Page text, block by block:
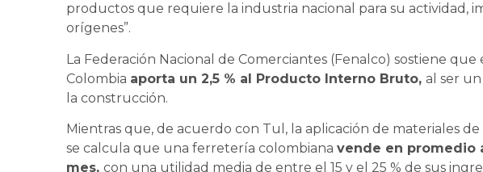
productos que requiere la industria nacional para su actividad,
orígenes”.
La Federación Nacional de Comerciantes (Fenalco) sostiene
Colombia aporta un 2,5 % al Producto Interno Bruto, al ser
la construcción.
Mientras que, de acuerdo con Tul, la aplicación de materiales
se calcula que una ferretería colombiana vende en promedio
mes, con una utilidad media de entre el 15 y el 25 % de sus